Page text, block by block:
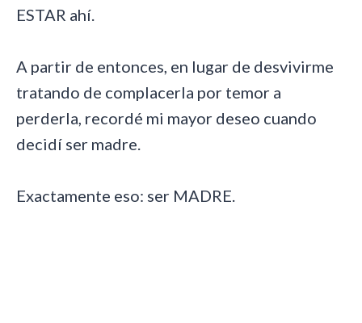
ESTAR ahí.
A partir de entonces, en lugar de desvivirme
tratando de complacerla por temor a
perderla, recordé mi mayor deseo cuando
decidí ser madre.
Exactamente eso: ser MADRE.